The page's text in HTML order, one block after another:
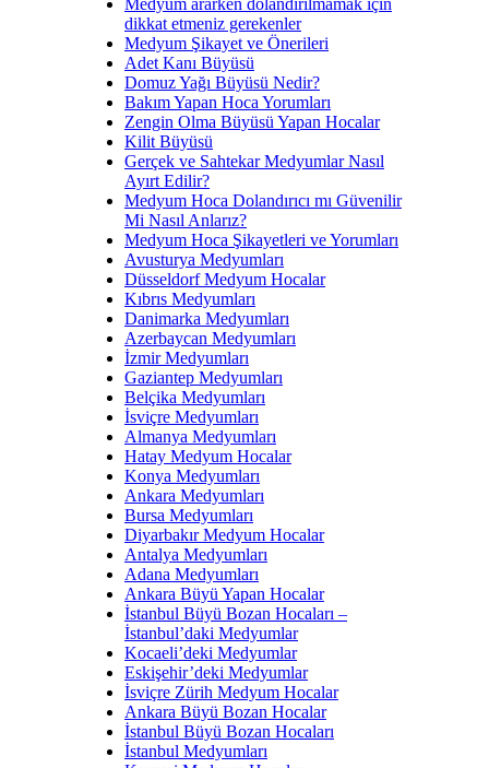
dikkat etmeniz gerekenler
Medyum Şikayet ve Önerileri
Adet Kanı Büyüsü
Domuz Yağı Büyüsü Nedir?
Bakım Yapan Hoca Yorumları
Zengin Olma Büyüsü Yapan Hocalar
Kilit Büyüsü
Gerçek ve Sahtekar Medyumlar Nasıl
Ayırt Edilir?
Medyum Hoca Dolandırıcı mı Güvenilir
Mi Nasıl Anlarız?
Medyum Hoca Şikayetleri ve Yorumları
Avusturya Medyumları
Düsseldorf Medyum Hocalar
Kıbrıs Medyumları
Danimarka Medyumları
Azerbaycan Medyumları
İzmir Medyumları
Gaziantep Medyumları
Belçika Medyumları
İsviçre Medyumları
Almanya Medyumları
Hatay Medyum Hocalar
Konya Medyumları
Ankara Medyumları
Bursa Medyumları
Diyarbakır Medyum Hocalar
Antalya Medyumları
Adana Medyumları
Ankara Büyü Yapan Hocalar
İstanbul Büyü Bozan Hocaları –
İstanbul’daki Medyumlar
Kocaeli’deki Medyumlar
Eskişehir’deki Medyumlar
İsviçre Zürih Medyum Hocalar
Ankara Büyü Bozan Hocalar
İstanbul Büyü Bozan Hocaları
İstanbul Medyumları